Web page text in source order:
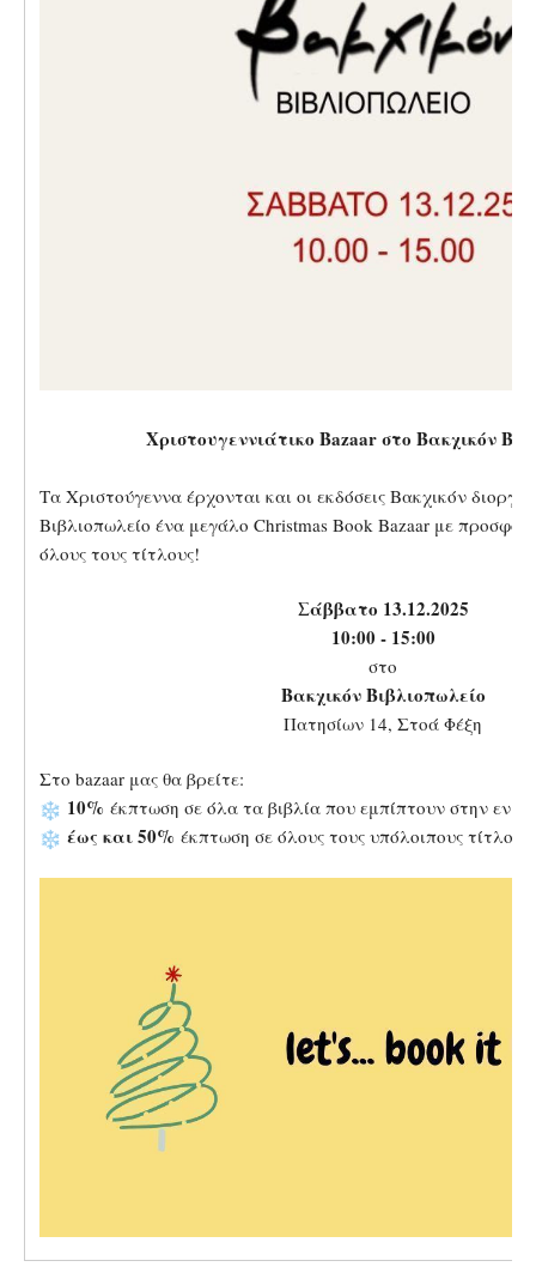
Χριστουγεννιάτικο Bazaar στο Βακχικόν
Tα Χριστούγεννα έρχονται και οι εκδόσεις Βακχικόν
Βιβλιοπωλείο ένα μεγάλο Christmas Book Bazaar με
όλους τους τίτλους!
Σάββατο 13.12.2025
10:00 - 15:00
στο
Βακχικόν Βιβλιοπωλείο
Πατησίων 14, Στοά Φέξη
Στο bazaar μας θα βρείτε:
10% έκπτωση σε όλα τα βιβλία που εμπίπτουν στην
έως και 50% έκπτωση σε όλους τους υπόλοιπους τίτλους